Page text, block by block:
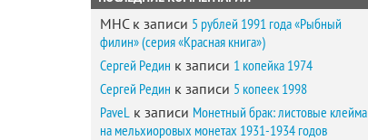
MHCк записи 5 рублей 1991 года «Рыбный
филин» (серия «Красная книга»)
Сергей Редин к записи 1 копейка 1974
Сергей Редин к записи 5 копеек 1998
PaveL к записи Монетный брак: листовые клейма
на мельхиоровых монетах 1931-1934 годов